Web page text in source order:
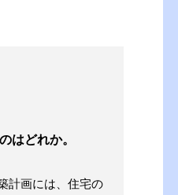
はどれか。
計画には、住宅の